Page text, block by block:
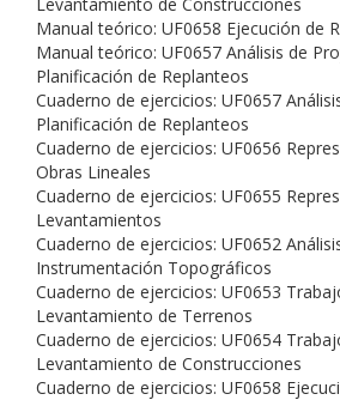
Manual teórico: UF0658 Ejecución de
Manual teórico: UF0657 Análisis de
Planificación de Replanteos
Cuaderno de ejercicios: UF0657
Planificación de Replanteos
Cuaderno de ejercicios: UF0656
Obras Lineales
Cuaderno de ejercicios: UF0655
Levantamientos
Cuaderno de ejercicios: UF0652
Instrumentación Topográficos
Cuaderno de ejercicios: UF0653
Levantamiento de Terrenos
Cuaderno de ejercicios: UF0654
Levantamiento de Construcciones
Cuaderno de ejercicios: UF0658